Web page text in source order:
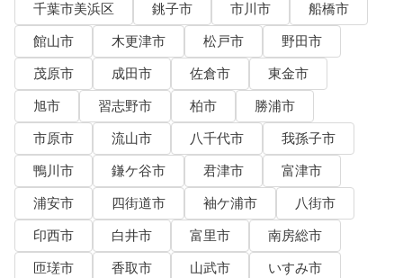
千葉市美浜区
銚子市 市川市
船橋市
館山市
木更津市 松戸市
野田市
茂原市
成田市 佐倉市
東金市
旭市
習志野市 柏市
勝浦市
市原市
流山市 八千代市
我孫子市
鴨川市
鎌ケ谷市 君津市
富津市
浦安市
四街道市 袖ケ浦市
八街市
印西市
白井市 富里市
南房総市
匝瑳市
香取市 山武市
いすみ市